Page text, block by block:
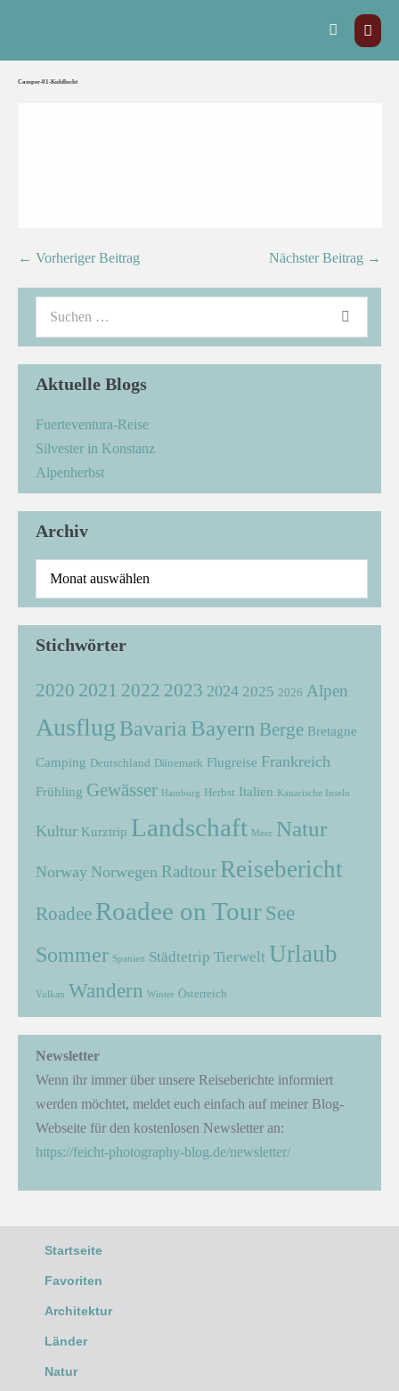
Camper-01-Kuhflucht
← Vorheriger Beitrag Nächster Beitrag →
Aktuelle Blogs
Fuerteventura-Reise
Silvester in Konstanz
Alpenherbst
Archiv
Stichwörter
2020 2021 2022 2023 2024 2025 2026 Alpen
Ausflug Bavaria Bayern Berge Bretagne
Camping Deutschland Dänemark Flugreise Frankreich
Frühling Gewässer Hamburg Herbst Italien Kanarische Inseln
Kultur Kurztrip Landschaft Meer Natur
Norway Norwegen Radtour Reisebericht
Roadee Roadee on Tour See
Sommer Spanien Städtetrip Tierwelt Urlaub
Vulkan Wandern Winter Österreich
Newsletter
Wenn ihr immer über unsere Reiseberichte informiert
werden möchtet, meldet euch einfach auf meiner Blog-
Webseite für den kostenlosen Newsletter an:
https://feicht-photography-blog.de/newsletter/
Startseite
Favoriten
Architektur
Länder
Natur